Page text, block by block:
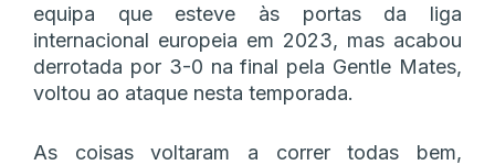
equipa que esteve às portas da liga
internacional europeia em 2023, mas acabou
derrotada por 3-0 na final pela Gentle Mates,
voltou ao ataque nesta temporada.
As coisas voltaram a correr todas bem,